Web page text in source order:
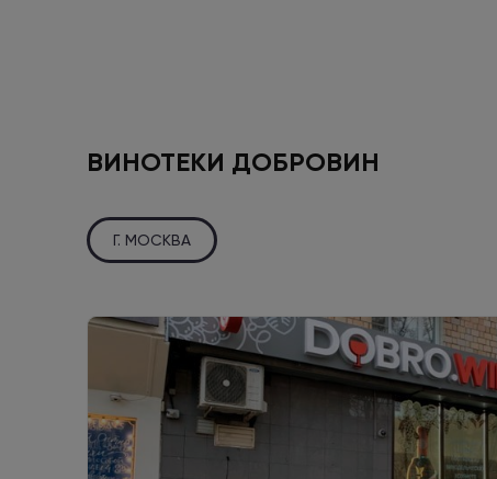
ВИНОТЕКИ ДОБРОВИН
Г. МОСКВА